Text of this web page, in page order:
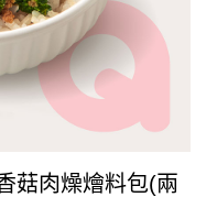
菇肉燥燴料包(兩